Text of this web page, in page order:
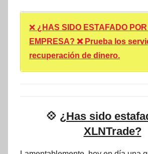
❌ ¿HAS SIDO ESTAFADO
EMPRESA? ❌ Prueba los
recuperación de dinero.
💠 ¿Has sido
XLNTrade?